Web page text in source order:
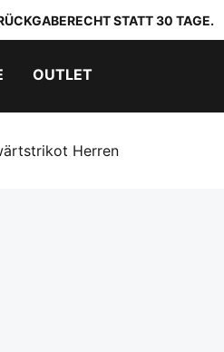
STATT 30 TAGE.
OUTLET
Herren